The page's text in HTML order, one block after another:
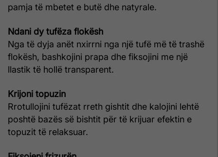
pamja të mbetet e butë dhe natyrale.
Ndani dy tufëza flokësh
Nga të dyja anët nxirrni nga një tufë më të trashë
flokësh, bashkojini prapa dhe fiksojini me një
llastik të hollë transparent.
Krijoni topuzin
Rrotullojini tufëzat rreth gishtit dhe kalojini lehtë
poshtë bazës së bishtit për të krijuar efektin e
topuzit të relaksuar.